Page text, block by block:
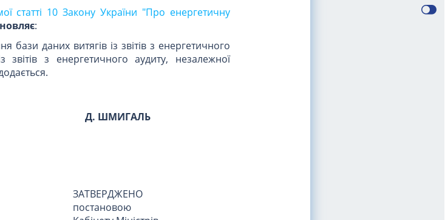
статті 10 Закону України "Про енергетичну
:
даних витягів із звітів з енергетичного
звітів з енергетичного аудиту, незалежної
Д. ШМИГАЛЬ
ЗАТВЕРДЖЕНО
постановою